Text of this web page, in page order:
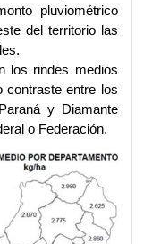
pluviométrico
del territorio las
los rindes medios
contraste entre los
y Diamante
o Federación.